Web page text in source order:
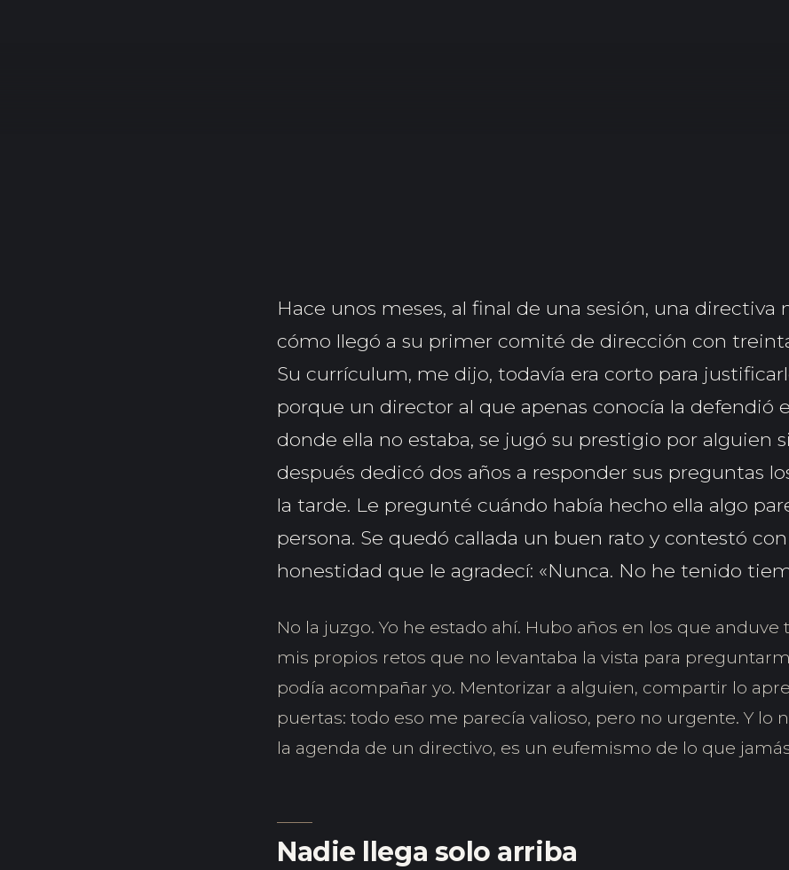
Hace unos meses, al final de una sesión, una directiva
cómo llegó a su primer comité de dirección con
Su currículum, me dijo, todavía era corto para
porque un director al que apenas conocía la defendió
donde ella no estaba, se jugó su prestigio por alguien
después dedicó dos años a responder sus preguntas
la tarde. Le pregunté cuándo había hecho ella algo
persona. Se quedó callada un buen rato y contestó
honestidad que le agradecí: «Nunca. No he tenido
No la juzgo. Yo he estado ahí. Hubo años en los que anduve
mis propios retos que no levantaba la vista para
podía acompañar yo. Mentorizar a alguien, compartir lo
puertas: todo eso me parecía valioso, pero no urgente. Y lo
la agenda de un directivo, es un eufemismo de lo que
Nadie llega solo arriba